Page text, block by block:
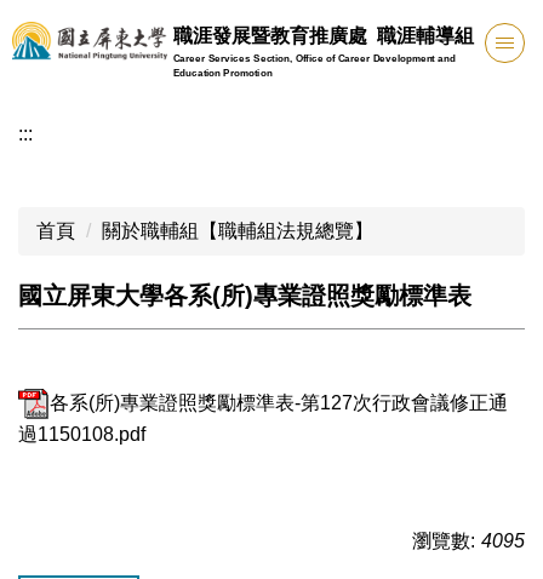
跳
到
內
職涯發展暨教育推廣處 職涯輔導組
Career Services Section, Office of Career Development and
Education Promotion
:::
首頁 關於職輔組【職輔組法規總覽】
國立屏東大學各系(所)專業證照獎勵標準表
各系(所)專業證照獎勵標準表-第127次行政會議修正通
過1150108.pdf
瀏覽數: 4095